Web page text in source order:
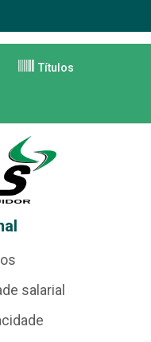
Títulos
salarial